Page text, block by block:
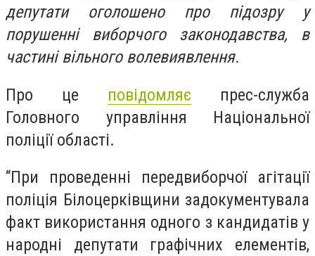
депутати оголошено про підозру у
порушенні виборчого законодавства, в
частині вільного волевиявлення.
Про це повідомляє прес-служба
Головного управління Національної
поліції області.
“При проведенні передвиборчої агітації
поліція Білоцерківщини задокументувала
факт використання одного з кандидатів у
народні депутати графічних елементів,